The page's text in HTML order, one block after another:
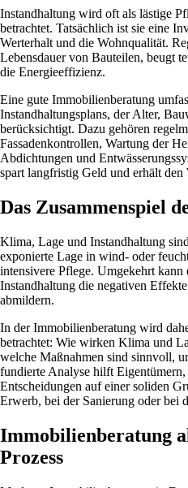
Instandhaltung wird oft als lästige
betrachtet. Tatsächlich ist sie eine
Werterhalt und die Wohnqualität.
Lebensdauer von Bauteilen, beugt
die Energieeffizienz.
Eine gute Immobilienberatung
Instandhaltungsplans, der Alter,
berücksichtigt. Dazu gehören
Fassadenkontrollen, Wartung der
Abdichtungen und
spart langfristig Geld und erhält
Das Zusammenspiel
Klima, Lage und Instandhaltung
exponierte Lage in wind- oder
intensivere Pflege. Umgekehrt kann
Instandhaltung die negativen
abmildern.
In der Immobilienberatung wird
betrachtet: Wie wirken Klima und
welche Maßnahmen sind sinnvoll,
fundierte Analyse hilft
Entscheidungen auf einer soliden
Erwerb, bei der Sanierung oder bei
Immobilienberatung
Prozess